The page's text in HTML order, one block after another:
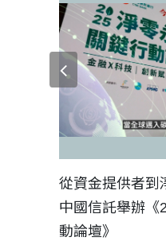
從資金提供者到
中國信託舉辦《
動論壇》